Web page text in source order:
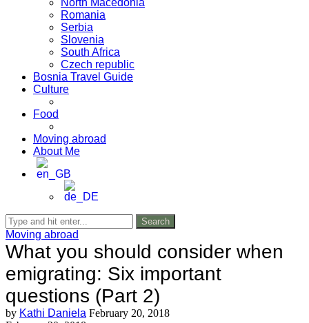
North Macedonia
Romania
Serbia
Slovenia
South Africa
Czech republic
Bosnia Travel Guide
Culture
Food
Moving abroad
About Me
Search
Moving abroad
What you should consider when
emigrating: Six important
questions (Part 2)
by Kathi Daniela February 20, 2018